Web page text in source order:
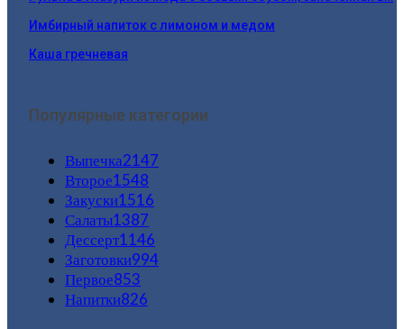
Имбирный напиток с лимоном и медом
Каша гречневая
Популярные категории
Выпечка2147
Второе1548
Закуски1516
Салаты1387
Дессерт1146
Заготовки994
Первое853
Напитки826